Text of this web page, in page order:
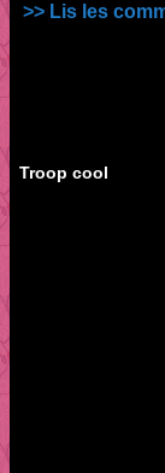
>> Lis les
Troop cool